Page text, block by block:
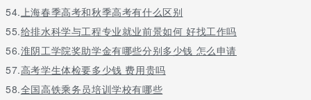
54. 上海春季高考和秋季高考有什么区别
55.给排水科学与工程专业就业前景如何 好找工作吗
56.淮阴工学院奖助学金有哪些分别多少钱 怎么申请
57.高考学生体检要多少钱 费用贵吗
58.全国高铁乘务员培训学校有哪些